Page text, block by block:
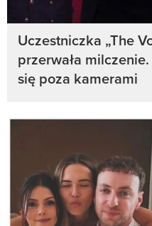
Uczestniczka „The
przerwała
się poza kamerami